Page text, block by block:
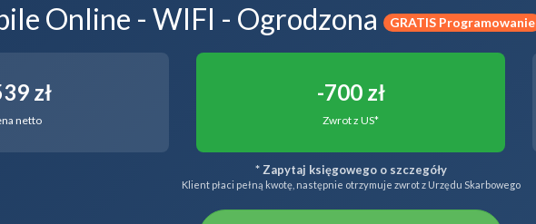
Online - WIFI - Ogrodzona GRATIS Programowanie
zł
netto
-700 zł
Zwrot z US*
* Zapytaj księgowego o szczegóły
Klient płaci pełną kwotę, następnie otrzymuje zwrot z Urzędu Skarbowego